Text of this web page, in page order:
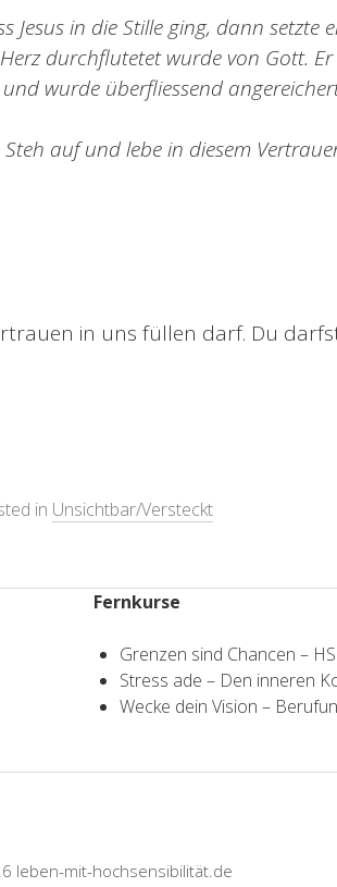
Jesus in die Stille ging, dann setzte
durchflutetet wurde von Gott.
wurde überfliessend
auf und lebe in diesem
in uns füllen darf. Du
in Unsichtbar/Versteckt
Fernkurse
Grenzen sind Chancen –
Stress ade – Den inneren
Wecke dein Vision –
leben-mit-hochsensibilität.de